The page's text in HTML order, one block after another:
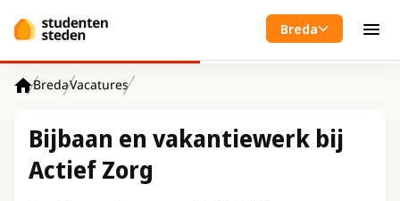
Breda
BredaVacatures
Bijbaan en vakantiewerk bij
Actief Zorg